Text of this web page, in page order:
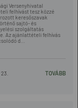
Versenyhivatal
felhívást tesz közzé
keresőszavak
sajtó- és
szolgáltatás
Az ajánlattételi felhívás
d...
TOVÁBB